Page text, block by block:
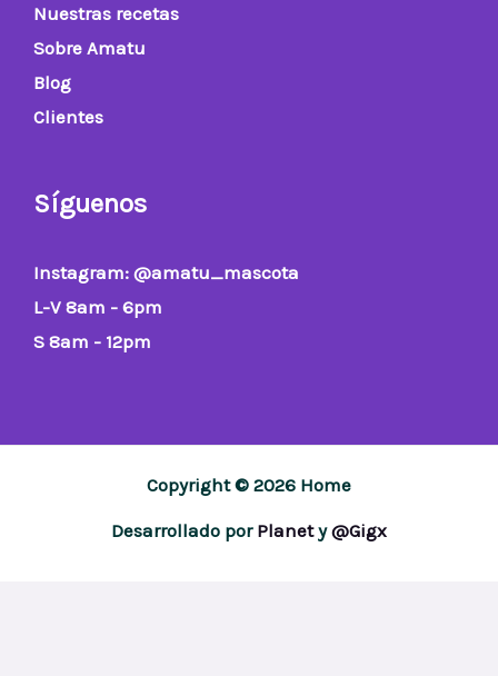
Nuestras recetas
Sobre Amatu
Blog
Clientes
Síguenos
Instagram: @amatu_mascota
L-V 8am - 6pm
S 8am - 12pm
Copyright © 2026 Home
Desarrollado por Planety@Gigx